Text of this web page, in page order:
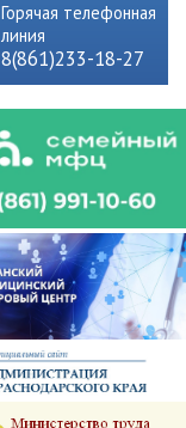
Горячая телефонная
линия
8(861)233-18-27